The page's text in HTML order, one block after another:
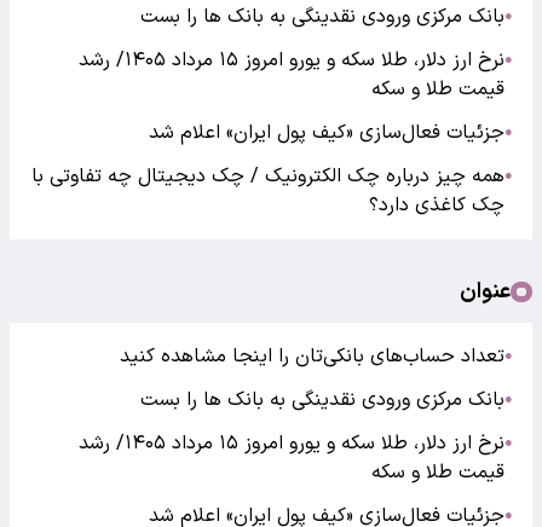
●بانک مرکزی ورودی نقدینگی به بانک ها را بست
●
نرخ ارز دلار، طلا سکه و یورو امروز ۱۵ مرداد ۱۴۰۵/ رشد
قیمت طلا و سکه
●جزئیات فعال‌سازی «کیف پول ایران» اعلام شد
●همه چیز درباره چک الکترونیک / چک دیجیتال چه تفاوتی با
چک کاغذی دارد؟
عنوان
●تعداد حساب‌های بانکی‌تان را اینجا مشاهده کنید
●بانک مرکزی ورودی نقدینگی به بانک ها را بست
●
نرخ ارز دلار، طلا سکه و یورو امروز ۱۵ مرداد ۱۴۰۵/ رشد
قیمت طلا و سکه
●جزئیات فعال‌سازی «کیف پول ایران» اعلام شد